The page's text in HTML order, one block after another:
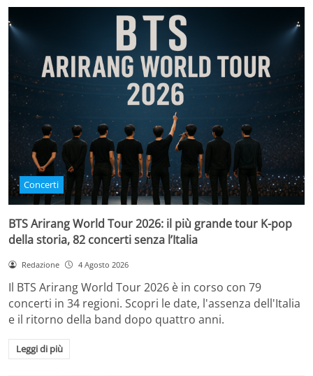
Concerti
BTS Arirang World Tour 2026: il più grande tour K-pop
della storia, 82 concerti senza l’Italia
Redazione 4 Agosto 2026
Il BTS Arirang World Tour 2026 è in corso con 79
concerti in 34 regioni. Scopri le date, l'assenza dell'Italia
e il ritorno della band dopo quattro anni.
Leggi di più